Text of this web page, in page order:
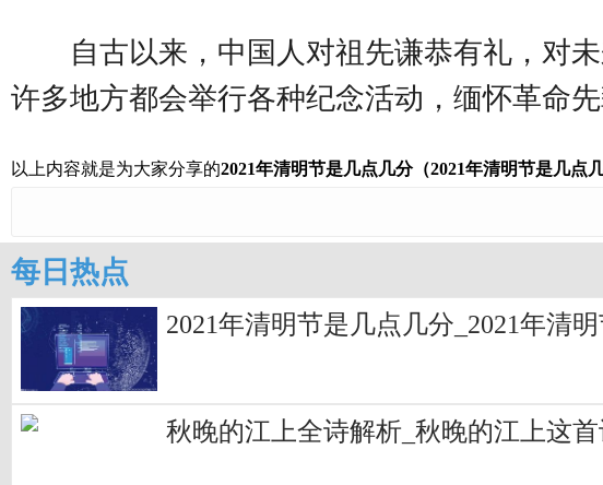
自古以来，中国人对祖先谦恭有礼，对
许多地方都会举行各种纪念活动，缅怀革命
以上内容就是为大家分享的2021年清明节是几点几分（2021年清明节是几点几
每日热点
2021年清明节是几点几分_2021年清
秋晚的江上全诗解析_秋晚的江上这